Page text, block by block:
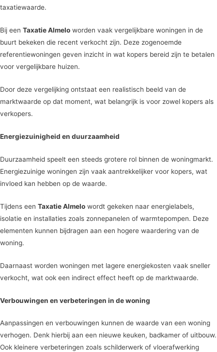
taxatiewaarde.
Bij een Taxatie Almelo worden vaak vergelijkbare woningen in de
buurt bekeken die recent verkocht zijn. Deze zogenoemde
referentiewoningen geven inzicht in wat kopers bereid zijn te betalen
voor vergelijkbare huizen.
Door deze vergelijking ontstaat een realistisch beeld van de
marktwaarde op dat moment, wat belangrijk is voor zowel kopers als
verkopers.
Energiezuinigheid en duurzaamheid
Duurzaamheid speelt een steeds grotere rol binnen de woningmarkt.
Energiezuinige woningen zijn vaak aantrekkelijker voor kopers, wat
invloed kan hebben op de waarde.
Tijdens een Taxatie Almelo wordt gekeken naar energielabels,
isolatie en installaties zoals zonnepanelen of warmtepompen. Deze
elementen kunnen bijdragen aan een hogere waardering van de
woning.
Daarnaast worden woningen met lagere energiekosten vaak sneller
verkocht, wat ook een indirect effect heeft op de marktwaarde.
Verbouwingen en verbeteringen in de woning
Aanpassingen en verbouwingen kunnen de waarde van een woning
verhogen. Denk hierbij aan een nieuwe keuken, badkamer of uitbouw.
Ook kleinere verbeteringen zoals schilderwerk of vloerafwerking